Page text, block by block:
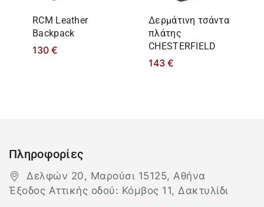
RCM Leather
Backpack
130 €
Δερμάτινη τσάντα
πλάτης
CHESTERFIELD
143 €
Πληροφορίες
Δελφών 20, Μαρούσι 15125, Αθήνα
Έξοδος Αττικής οδού: Κόμβος 11, Δακτυλίδι